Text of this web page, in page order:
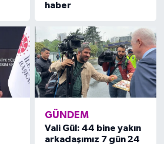
haber
GÜNDEM
Vali Gül: 44 bine yakın
arkadaşımız 7 gün 24